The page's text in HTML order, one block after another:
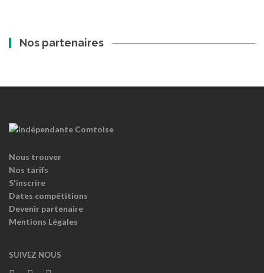
Nos partenaires
Nous trouver
Nos tarifs
S'inscrire
Dates compétitions
Devenir partenaire
Mentions Légales
SUIVEZ NOUS